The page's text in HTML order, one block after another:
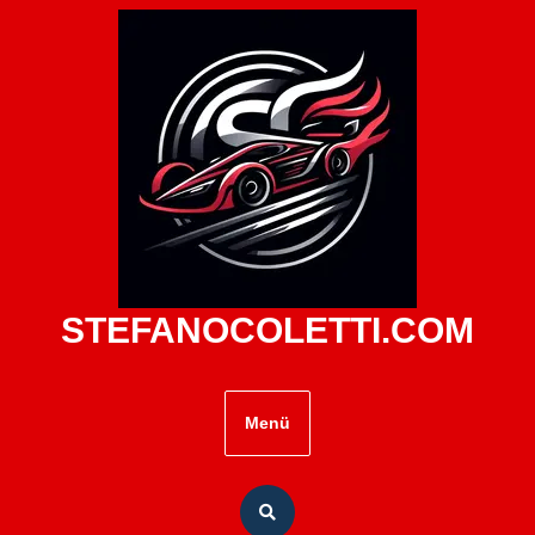
STEFANOCOLETTI.COM
Menü